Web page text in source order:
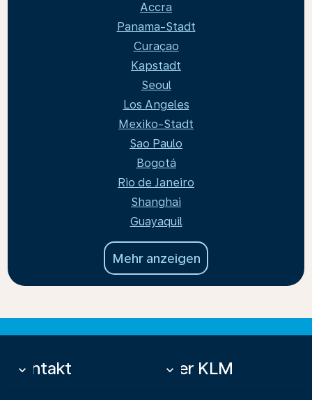
Accra
Panama-Stadt
Curaçao
Kapstadt
Seoul
Los Angeles
Mexiko-Stadt
Sao Paulo
Bogotá
Rio de Janeiro
Shanghai
Guayaquil
Mehr anzeigen
Kontakt
keyboard_arrow_down Über KLM
keyboard_arrow_down